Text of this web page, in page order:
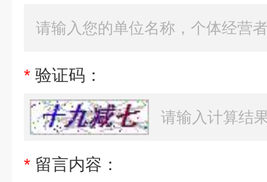
* 验证码：
* 留言内容：